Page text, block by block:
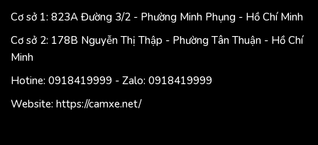
Cơ sở 1: 823A Đường 3/2 - Phường Minh Phụng - Hồ Chí Minh
Cơ sở 2: 178B Nguyễn Thị Thập - Phường Tân Thuận - Hồ Chí
Minh
Hotine: 0918419999 - Zalo: 0918419999
Website: https://camxe.net/